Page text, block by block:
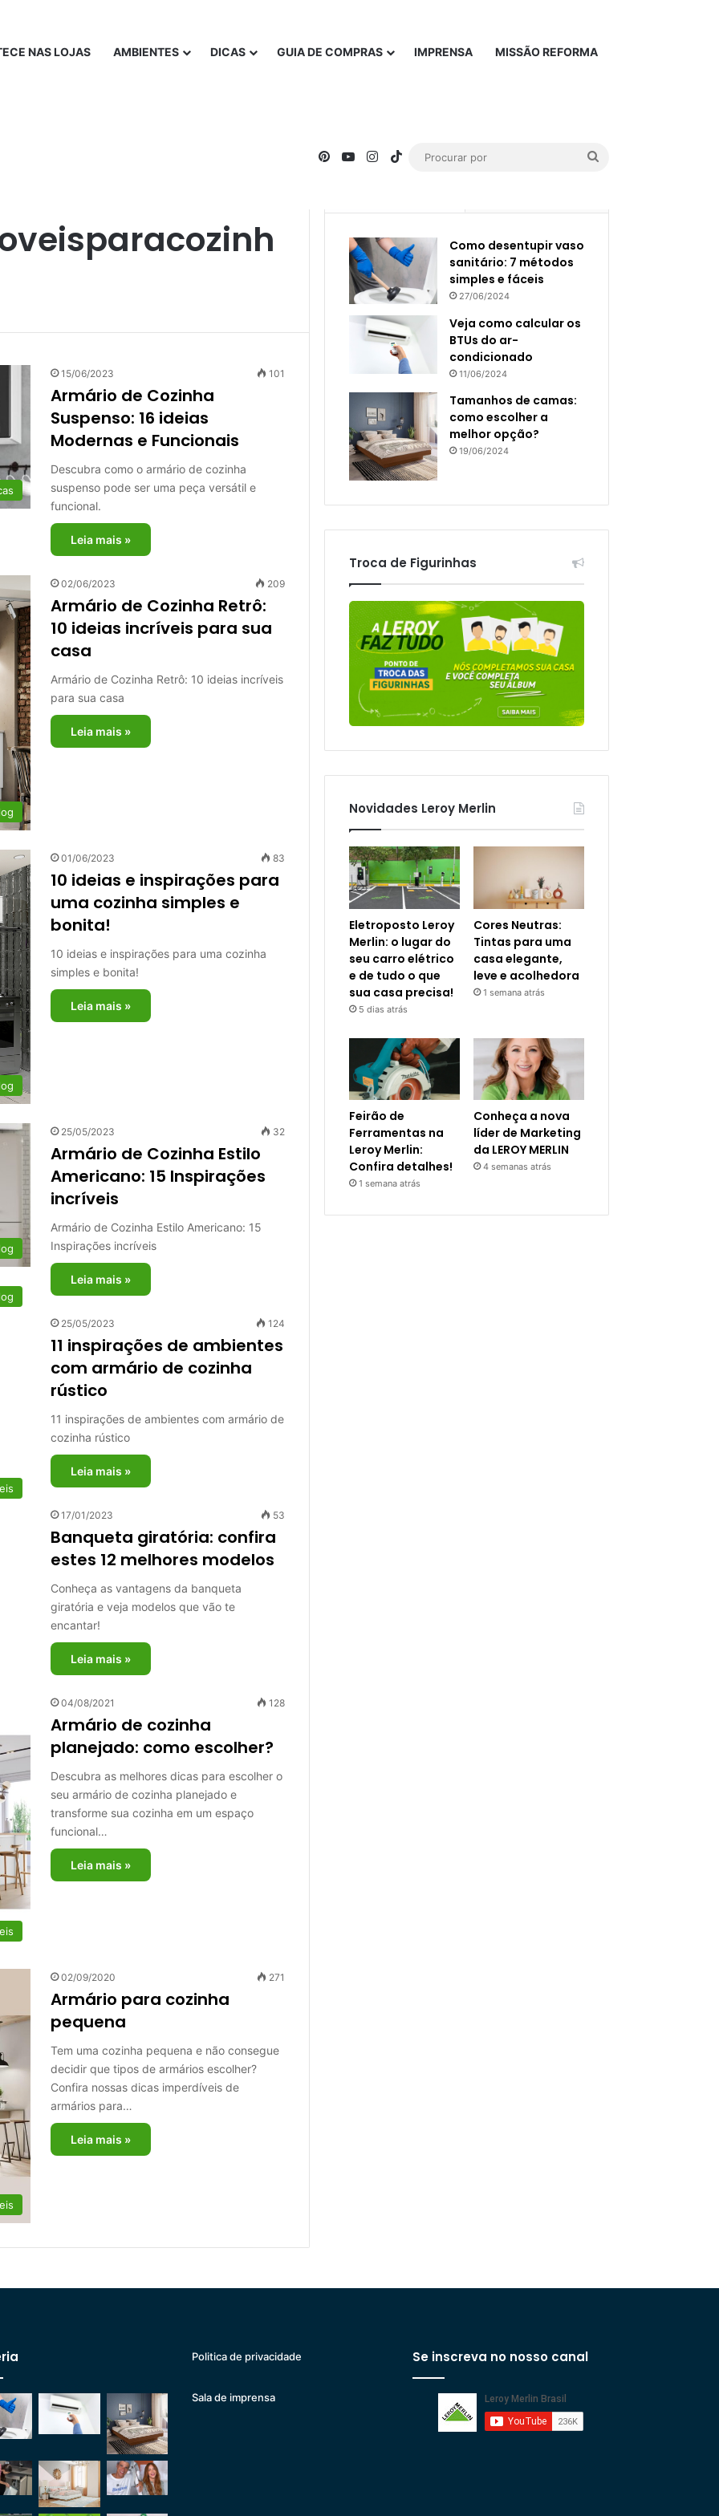
NAS LOJAS AMBIENTES DICAS GUIA DE COMPRAS IMPRENSA MISSÃO REFORMA
PinterestYouTubeInstagram
TikTok
15/06/2023 101
Armário de Cozinha
Suspenso: 16 ideias
Modernas e Funcionais
Descubra como o armário de cozinha
suspenso pode ser uma peça versátil e
funcional.
Leia mais »
02/06/2023 209
Armário de Cozinha Retrô:
10 ideias incríveis para sua
casa
Armário de Cozinha Retrô: 10 ideias incríveis
para sua casa
Leia mais »
01/06/2023 83
10 ideias e inspirações para
uma cozinha simples e
bonita!
10 ideias e inspirações para uma cozinha
simples e bonita!
Leia mais »
25/05/2023 32
Armário de Cozinha Estilo
Americano: 15 Inspirações
incríveis
Armário de Cozinha Estilo Americano: 15
Inspirações incríveis
Leia mais »
25/05/2023 124
11 inspirações de ambientes
com armário de cozinha
rústico
11 inspirações de ambientes com armário de
cozinha rústico
Leia mais »
17/01/2023 53
Banqueta giratória: confira
estes 12 melhores modelos
Conheça as vantagens da banqueta
giratória e veja modelos que vão te
encantar!
Leia mais »
04/08/2021 128
Armário de cozinha
planejado: como escolher?
Descubra as melhores dicas para escolher o
seu armário de cozinha planejado e
transforme sua cozinha em um espaço
funcional…
Leia mais »
02/09/2020 271
Armário para cozinha
pequena
Tem uma cozinha pequena e não consegue
decidir que tipos de armários escolher?
Confira nossas dicas imperdíveis de
armários para…
Leia mais »
Como desentupir vaso
sanitário: 7 métodos
simples e fáceis
27/06/2024
Veja como calcular os
BTUs do ar-
condicionado
11/06/2024
Tamanhos de camas:
como escolher a
melhor opção?
19/06/2024
Troca de Figurinhas
Novidades Leroy Merlin
Eletroposto Leroy
Merlin: o lugar do
seu carro elétrico
e de tudo o que
sua casa precisa!
5 dias atrás
Cores Neutras:
Tintas para uma
casa elegante,
leve e acolhedora
1 semana atrás
Feirão de
Ferramentas na
Leroy Merlin:
Confira detalhes!
1 semana atrás
Conheça a nova
líder de Marketing
da LEROY MERLIN
4 semanas atrás
Politica de privacidade
Sala de imprensa
Se inscreva no nosso canal